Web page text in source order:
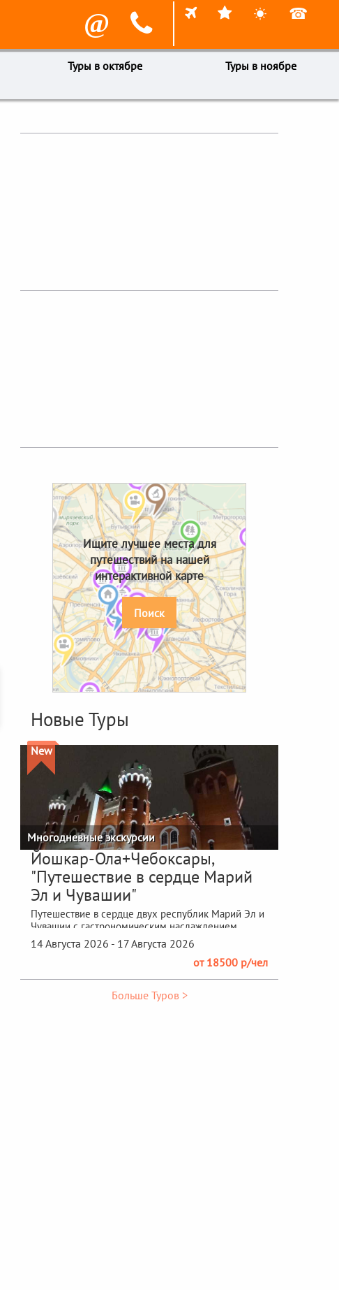
@     ☎
Туры в октябре Туры в ноябре
Ищите лучшее места для
путешествий на нашей
интерактивной карте
Поиск
Новые Туры
New
Многодневные экскурсии
Йошкар-Ола+Чебоксары,
"Путешествие в сердце Марий
Эл и Чувашии"
Путешествие в сердце двух республик Марий Эл и
Чувашии с гастрономическим наслаждением
фестиваля "ЙОШКА-ЕШ"
14 Августа 2026 - 17 Августа 2026
от 18500 р/чел
Больше Туров >